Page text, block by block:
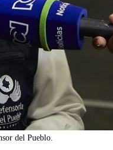
del Pueblo.